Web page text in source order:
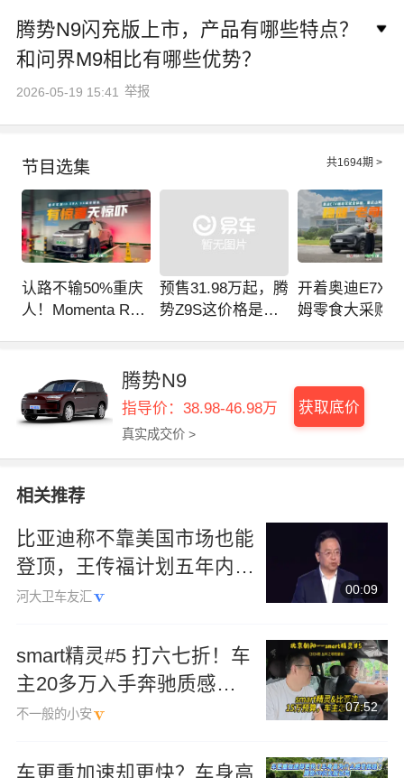
腾势N9闪充版上市，产品有哪些特点？
和问界M9相比有哪些优势？
2026-05-19 15:41 举报
节目选集 共1694期 >
认路不输50%重庆
人！Momenta R7
预售31.98万起，腾
势Z9S这价格是不
开着奥迪E7X
姆零食大采购
腾势N9
指导价：38.98-46.98万
真实成交价 >
获取底价
相关推荐
比亚迪称不靠美国市场也能
登顶，王传福计划五年内拿
下全球销量冠军，海外负责
河大卫车友汇
00:09
smart精灵#5 打六七折！车
主20多万入手奔驰质感，
性价比出来了！
不一般的小安
07:52
车更重加速却更快？车身高